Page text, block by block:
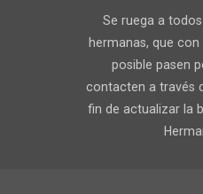
Se ruega a
hermanas, que
posible pasen
contacten a través
fin de actualizar la